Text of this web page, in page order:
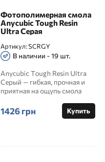
Фотополимерная смола
Anycubic Tough Resin
Ultra Серая
Артикул:SCRGY
В наличии - 19 шт.
Anycubic Tough Resin Ultra
Серый — гибкая, прочная и
приятная на ощупь смола
1426 грн Купить